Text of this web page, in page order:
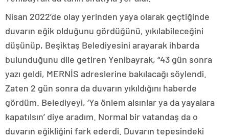
Nisan 2022’de olay yerinden yaya olarak geçtiğinde
duvarın eğik olduğunu gördüğünü, yıkılabileceğini
düşünüp, Beşiktaş Belediyesini arayarak ihbarda
bulunduğunu dile getiren Yenibayrak, “43 gün sonra
yazı geldi, MERNİS adreslerine bakılacağı söylendi.
Zaten 2 gün sonra da duvarın yıkıldığını haberde
gördüm. Belediyeyi, ‘Ya önlem alsınlar ya da yayalara
kapatılsın’ diye aradım. Normal bir vatandaş da o
duvarın eğikliğini fark ederdi. Duvarın tepesindeki